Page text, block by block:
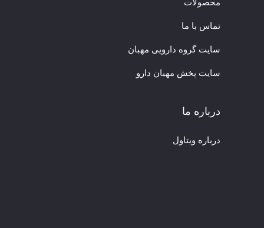
محصولات
تماس با ما
سایت گروه دارویی مهبان
سایت پخش مهبان دارو
درباره ما
درباره ویتاول